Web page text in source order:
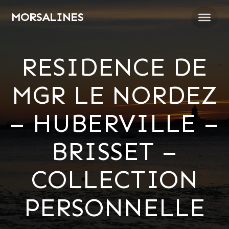
MORSALINES
RESIDENCE DE
MGR LE NORDEZ
– HUBERVILLE –
BRISSET –
COLLECTION
PERSONNELLE